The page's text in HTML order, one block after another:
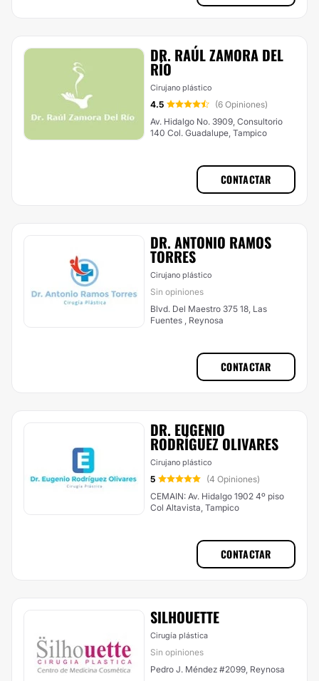
DR. RAÚL ZAMORA DEL
RÍO
Cirujano plástico
4.5
(6 Opiniones)
Av. Hidalgo No. 3909, Consultorio
140 Col. Guadalupe, Tampico
CONTACTAR
DR. ANTONIO RAMOS
TORRES
Cirujano plástico
Sin opiniones
Blvd. Del Maestro 375 18, Las
Fuentes , Reynosa
CONTACTAR
DR. EUGENIO
RODRÍGUEZ OLIVARES
Cirujano plástico
5
(4 Opiniones)
CEMAIN: Av. Hidalgo 1902 4º piso
Col Altavista, Tampico
CONTACTAR
SILHOUETTE
Cirugía plástica
Sin opiniones
Pedro J. Méndez #2099, Reynosa